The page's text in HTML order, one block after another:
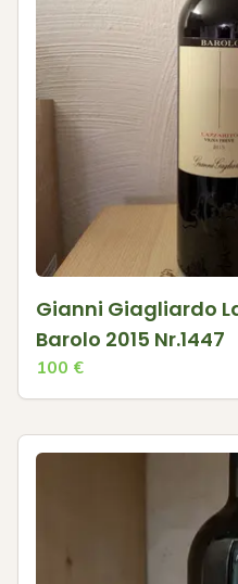
Gianni Giagliardo
Barolo 2015 Nr.1447
100 €